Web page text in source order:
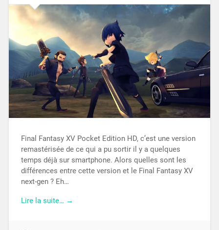
Final Fantasy XV Pocket Edition HD, c’est une version
remastérisée de ce qui a pu sortir il y a quelques
temps déjà sur smartphone. Alors quelles sont les
différences entre cette version et le Final Fantasy XV
next-gen ? Eh…
Lire la suite… →